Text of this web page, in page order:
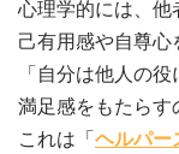
心理学的には、他
己有用感や自尊心
「自分は他人の
満足感をもたらす
これは「 ヘルパー